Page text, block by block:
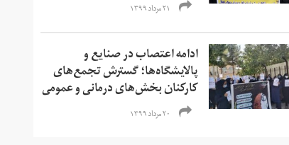
۲۱ مرداد ۱۳۹۹
ادامه اعتصاب‌ در صنایع و
پالایشگاه‌ها؛ گسترش تجمع‌های
کارکنان بخش‌های درمانی و عمومی
۲۰ مرداد ۱۳۹۹